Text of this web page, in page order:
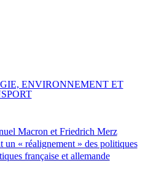
Macron et Friedrich Merz
un « réalignement » des politiques
française et allemande
ENVIRONNEMENT ET